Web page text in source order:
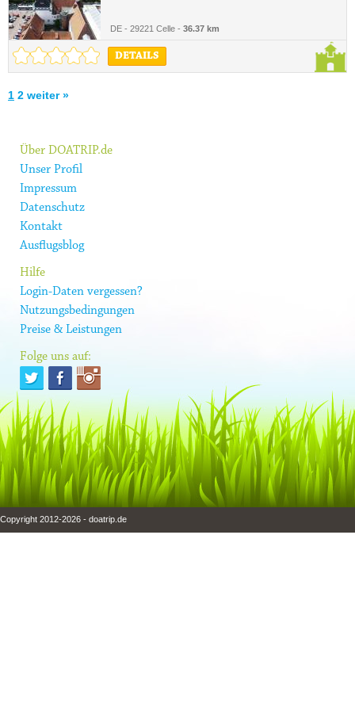
DE - 29221 Celle - 36.37 km
DETAILS
1 2 weiter »
Über DOATRIP.de
Unser Profil
Impressum
Datenschutz
Kontakt
Ausflugsblog
Hilfe
Login-Daten vergessen?
Nutzungsbedingungen
Preise & Leistungen
Folge uns auf:
Copyright 2012-2026 - doatrip.de